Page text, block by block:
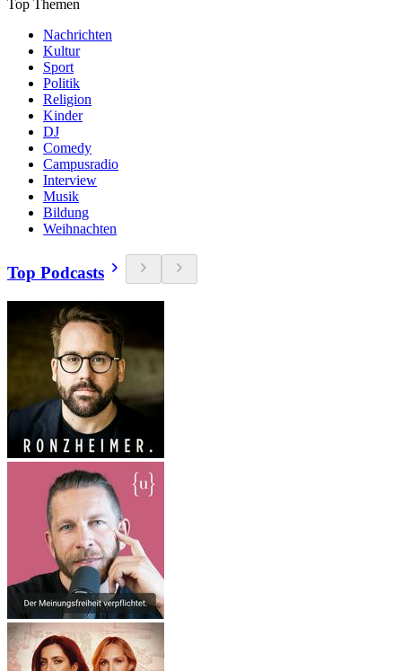
Top Themen
Nachrichten
Kultur
Sport
Politik
Religion
Kinder
DJ
Comedy
Campusradio
Interview
Musik
Bildung
Weihnachten
Top Podcasts